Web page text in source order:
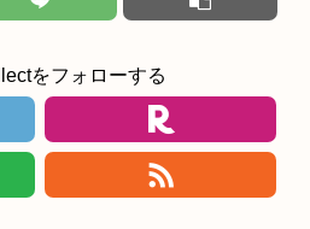
をフォローする